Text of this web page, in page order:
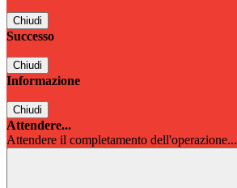
Chiudi
Successo
Chiudi
Informazione
Chiudi
Attendere...
Attendere il completamento dell'operazione...